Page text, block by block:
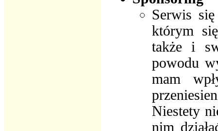
Serwis
którym
także i
powodu
mam
Niestety
nim